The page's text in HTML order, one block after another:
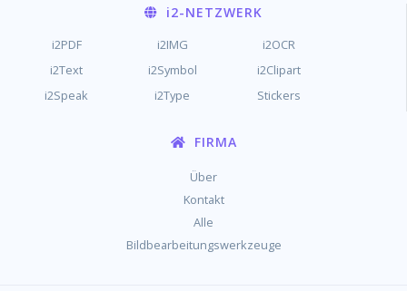
i2-NETZWERK
i2PDF i2IMG
i2OCR
i2Text
i2Symbol
i2Clipart
i2Speak
i2Type Stickers
FIRMA
Über
Kontakt
Alle
Bildbearbeitungswerkzeuge